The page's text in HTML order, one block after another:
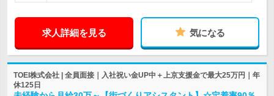
求人詳細を見る 気になる
TOEI株式会社 | 全員面接｜入社祝い金UP中＋上京支援金で最大25万円｜年
休125日